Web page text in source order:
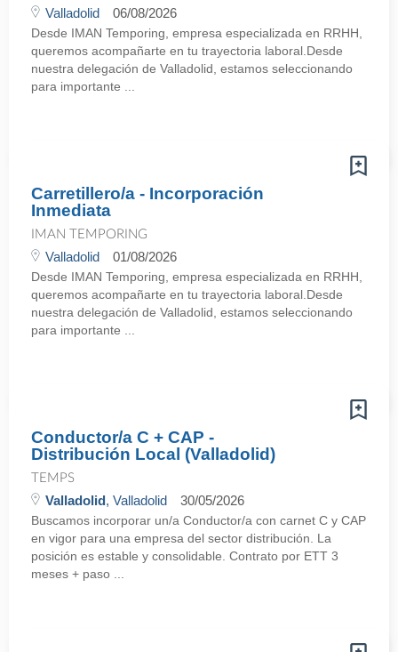
Valladolid 06/08/2026
Desde IMAN Temporing, empresa especializada en RRHH,
queremos acompañarte en tu trayectoria laboral.Desde
nuestra delegación de Valladolid, estamos seleccionando
para importante ...
Carretillero/a - Incorporación
Inmediata
IMAN TEMPORING
Valladolid 01/08/2026
Desde IMAN Temporing, empresa especializada en RRHH,
queremos acompañarte en tu trayectoria laboral.Desde
nuestra delegación de Valladolid, estamos seleccionando
para importante ...
Conductor/a C + CAP -
Distribución Local (Valladolid)
TEMPS
Valladolid, Valladolid 30/05/2026
Buscamos incorporar un/a Conductor/a con carnet C y CAP
en vigor para una empresa del sector distribución. La
posición es estable y consolidable. Contrato por ETT 3
meses + paso ...